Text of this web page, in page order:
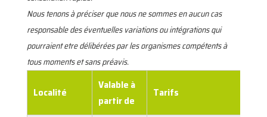
Nous tenons à préciser que nous ne sommes en aucun cas
responsable des éventuelles variations ou intégrations qui
pourraient etre délibérées par les organismes compétents à
tous moments et sans préavis.
Localité
Valable à
partir de
Tarifs